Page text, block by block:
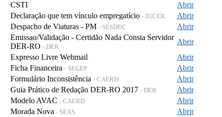
CSTI
Abrir
Declaração que tem vínculo empregatício - JUCER
Abrir
Despacho de Viaturas - PM - SESDEC
Abrir
Emissao/Validação - Certidão Nada Consta Servidor
DER-RO - DER
Abrir
Expresso Livre Webmail
Abrir
Ficha Financeira - SEGEP
Abrir
Formulário Inconsistência - CAERD
Abrir
Guia Prático de Redação DER-RO 2017 - DER
Abrir
Modelo AVAC - CAERD
Abrir
Morada Nova - SEAS
Abrir